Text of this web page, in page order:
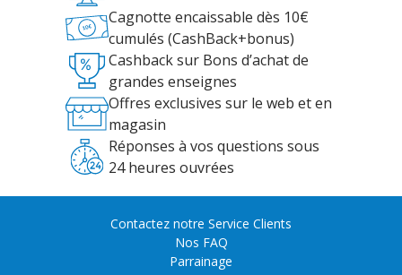
Cagnotte encaissable dès 10€
cumulés (CashBack+bonus)
Cashback sur Bons d’achat de
grandes enseignes
Offres exclusives sur le web et en
magasin
Réponses à vos questions sous
24 heures ouvrées
Contactez notre Service Clients
Nos FAQ
Parrainage